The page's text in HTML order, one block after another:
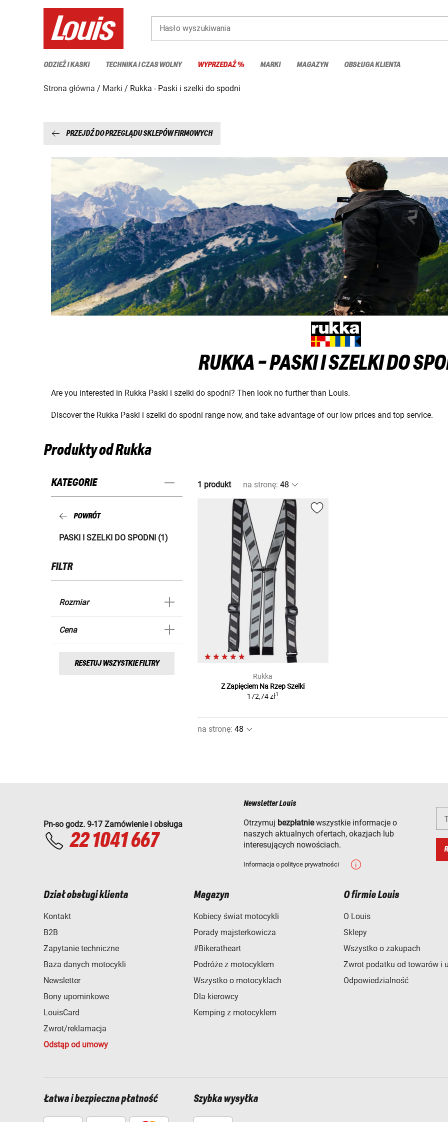
Hasło wyszukiwania
ODZIEŻ I KASKI TECHNIKA I CZAS WOLNY WYPRZEDAŻ % MARKI MAGAZYN OBSŁUGA KLIENTA
Strona główna Marki Rukka - Paski i szelki do spodni
PRZEJDŹ DO PRZEGLĄDU SKLEPÓW FIRMOWYCH
RUKKA - PASKI I SZELKI DO
Are you interested in Rukka Paski i szelki do spodni? Then look no further than Louis.
Discover the Rukka Paski i szelki do spodni range now, and take advantage of our low prices and top service.
Produkty od Rukka
KATEGORIE
POWRÓT
PASKI I SZELKI DO SPODNI (1)
FILTR
Rozmiar
Cena
RESETUJ WSZYSTKIE FILTRY
1 produkt na stronę:
Rukka
Z Zapięciem Na Rzep Szelki
172,74 zł1
na stronę:
Pn-so godz. 9-17 Zamówienie i obsługa
22 1041 667
Newsletter Louis
Otrzymuj bezpłatniewszystkie informacje o
naszych aktualnych ofertach, okazjach lub
interesujących nowościach.
Informacja o polityce prywatności
Dział obsługi klienta
Kontakt
B2B
Zapytanie techniczne
Baza danych motocykli
Newsletter
Bony upominkowe
LouisCard
Zwrot/reklamacja
Odstąp od umowy
Magazyn
Kobiecy świat motocykli
Porady majsterkowicza
#Bikeratheart
Podróże z motocyklem
Wszystko o motocyklach
Dla kierowcy
Kemping z motocyklem
O firmie Louis
O Louis
Sklepy
Wszystko o zakupach
Zwrot podatku od towarów i
Odpowiedzialność
Łatwa i bezpieczna płatność Szybka wysyłka